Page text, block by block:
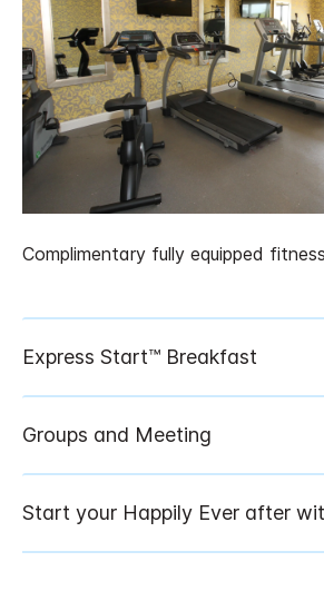
Complimentary fully equipped